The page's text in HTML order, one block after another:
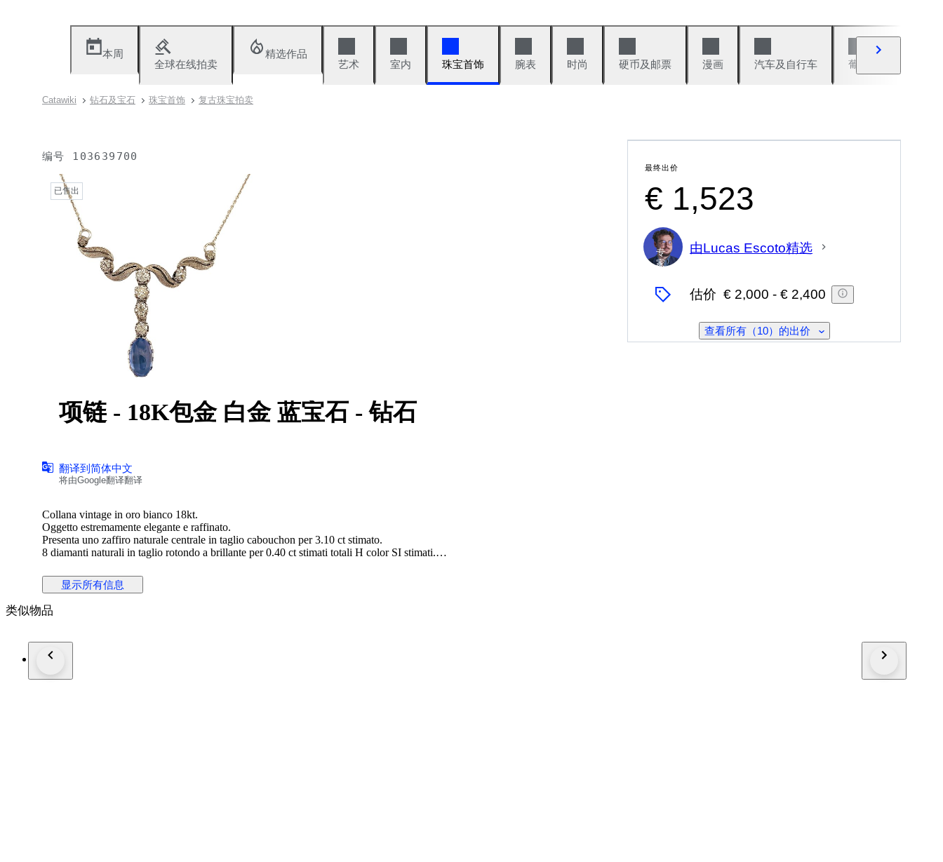
本周
全球在线拍卖
精选作品
艺术
室内 珠宝首饰 腕表 时尚 硬币及邮票 漫画 汽车及自行车 葡萄酒及烈性酒
Catawiki 钻石及宝石 珠宝首饰 复古珠宝拍卖
编号 103639700
已售出
项链 - 18K包金 白金 蓝宝石 - 钻石
翻译到简体中文
将由Google翻译翻译
Collana vintage in oro bianco 18kt.
Oggetto estremamente elegante e raffinato.
Presenta uno zaffiro naturale centrale in taglio cabouchon per 3.10 ct stimato.
8 diamanti naturali in taglio rotondo a brillante per 0.40 ct stimati totali H color SI stimati.
Lunghezza pendente: 3.80 x 2.90 cm.
Lunghezza collana: 45 cm circa.
Sarà spedito in astuccio regalo con spedizione tracciata e assicurata.
Verrà rilasciato certificato d'autenticità dell'oggetto con caratteristiche delle pietre e dell'oro.
显示所有信息
最终出价
€ 1,523
专
家
由Lucas Escoto精选
估价 € 2,000 - € 2,400
查看所有（10）的出价
类似物品